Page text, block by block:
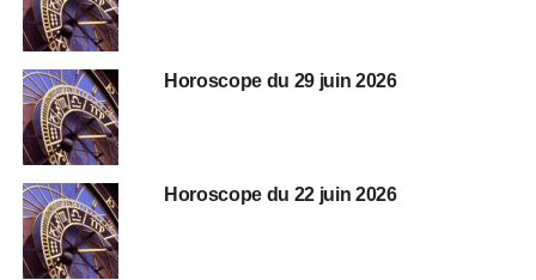
Horoscope du 29 juin 2026
Horoscope du 22 juin 2026